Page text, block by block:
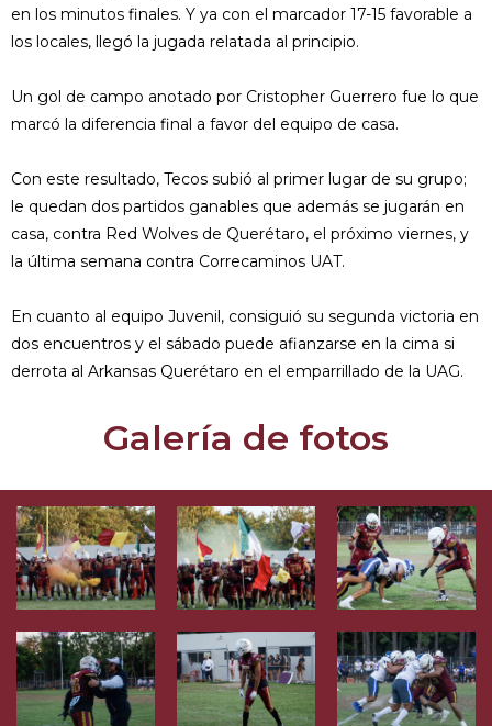
en los minutos finales. Y ya con el marcador 17-15 favorable a
los locales, llegó la jugada relatada al principio.
Un gol de campo anotado por Cristopher Guerrero fue lo que
marcó la diferencia final a favor del equipo de casa.
Con este resultado, Tecos subió al primer lugar de su grupo;
le quedan dos partidos ganables que además se jugarán en
casa, contra Red Wolves de Querétaro, el próximo viernes, y
la última semana contra Correcaminos UAT.
En cuanto al equipo Juvenil, consiguió su segunda victoria en
dos encuentros y el sábado puede afianzarse en la cima si
derrota al Arkansas Querétaro en el emparrillado de la UAG.
Galería de fotos